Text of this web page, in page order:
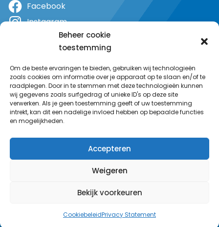
Beheer cookie
toestemming
Om de beste ervaringen te bieden, gebruiken wij technologieën
zoals cookies om informatie over je apparaat op te slaan en/of te
raadplegen. Door in te stemmen met deze technologieën kunnen
wij gegevens zoals surfgedrag of unieke ID's op deze site
verwerken. Als je geen toestemming geeft of uw toestemming
intrekt, kan dit een nadelige invloed hebben op bepaalde functies
en mogelijkheden.
Accepteren
Weigeren
Bekijk voorkeuren
CookiebeleidPrivacy Statement
Facebook
Instagram
YouTube
© MeerRadio 2025